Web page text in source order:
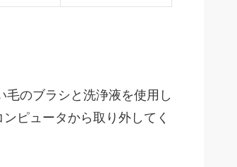
のブラシと洗浄液を使用し
ピュータから取り外してく